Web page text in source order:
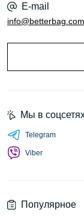
E-mail
Популярное
Мы в
Telegram
Viber